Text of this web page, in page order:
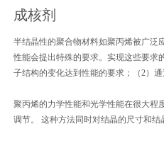
成核剂
半结晶性的聚合物材料如聚丙烯被广泛
性能会提出特殊的要求。实现这些要求
子结构的变化达到性能的要求；（2）
聚丙烯的力学性能和光学性能在很大程
调节。 这种方法同时对结晶的尺寸和结